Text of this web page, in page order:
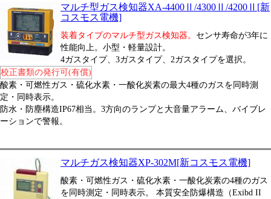
マルチ型ガス検知器XA-4400Ⅱ/4300Ⅱ/4200Ⅱ[新
コスモス電機]
装着タイプのマルチ型ガス検知器。 センサ寿命が3年に
性能向上。小型・軽量設計。
4ガスタイプ、3ガスタイプ、2ガスタイプを選択。
校正書類の発行可(有償)
酸素・可燃性ガス・硫化水素・一酸化炭素の最大4種のガスを同時測
定・同時表示。
防水・防塵構造IP67相当。3方向のランプと大音量アラーム、バイブレ
ーションで警報。
マルチガス検知器XP-302M[新コスモス電機]
酸素・可燃性ガス・硫化水素・一酸化炭素の4種のガス
を同時測定・同時表示。 本質安全防爆構造（Exibd II